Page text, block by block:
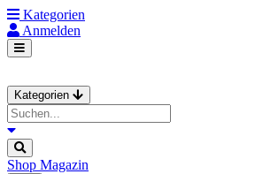
Kategorien
Anmelden
Kategorien
Shop Magazin